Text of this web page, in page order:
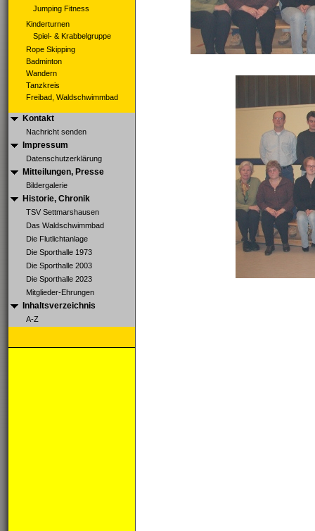
Jumping Fitness
Kinderturnen
Spiel- & Krabbelgruppe
Rope Skipping
Badminton
Wandern
Tanzkreis
Freibad, Waldschwimmbad
Kontakt
Nachricht senden
Impressum
Datenschutzerklärung
Mitteilungen, Presse
Bildergalerie
Historie, Chronik
TSV Settmarshausen
Das Waldschwimmbad
Die Flutlichtanlage
Die Sporthalle 1973
Die Sporthalle 2003
Die Sporthalle 2023
Mitglieder-Ehrungen
Inhaltsverzeichnis
A-Z